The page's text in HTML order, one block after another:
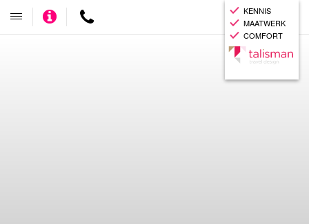
KENNIS
MAATWERK
COMFORT
Toggle
navigatie
Adviseer Contact